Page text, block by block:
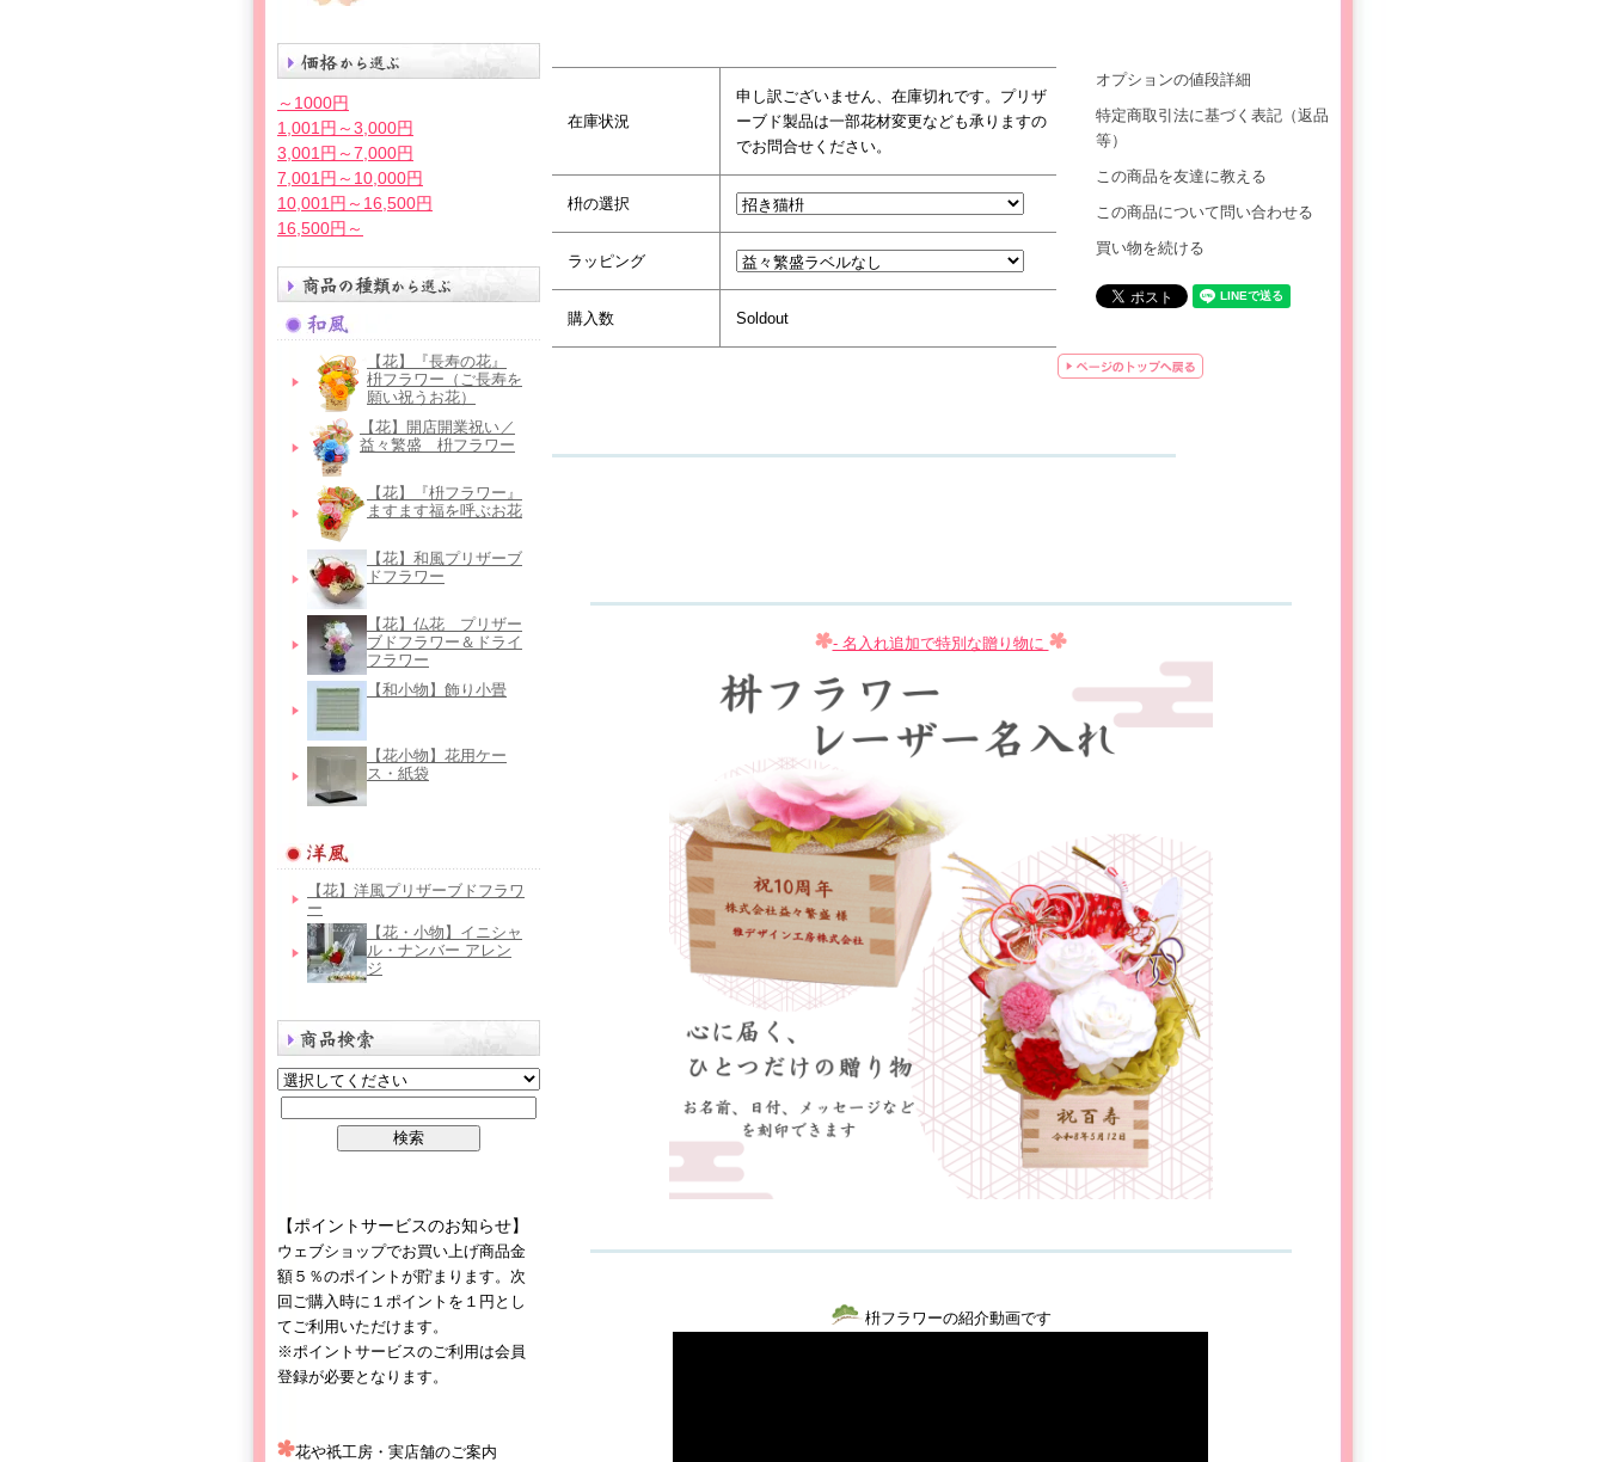
～1000円
1,001円～3,000円
3,001円～7,000円
7,001円～10,000円
10,001円～16,500円
16,500円～
【花】『長寿の花』
枡フラワー（ご長寿を
願い祝うお花）
【花】開店開業祝い／
益々繁盛 枡フラワー
【花】『枡フラワー』
ますます福を呼ぶお花
【花】和風プリザーブ
ドフラワー
【花】仏花＿プリザー
ブドフラワー＆ドライ
フラワー
【和小物】飾り小畳
【花小物】花用ケー
ス・紙袋
【花】洋風プリザーブドフラワ
ー
【花・小物】イニシャ
ル・ナンバー アレン
ジ
【ポイントサービスのお知らせ】
ウェブショップでお買い上げ商品金
額５％のポイントが貯まります。次
回ご購入時に１ポイントを１円とし
てご利用いただけます。
※ポイントサービスのご利用は会員
登録が必要となります。
花や祇工房・実店舗のご案内
在庫状況
申し訳ございません、在庫切れです。プリザ
ーブド製品は一部花材変更なども承りますの
でお問合せください。
枡の選択
ラッピング
購入数 Soldout
オプションの値段詳細
特定商取引法に基づく表記（返品
等）
この商品を友達に教える
この商品について問い合わせる
買い物を続ける
- 名入れ追加で特別な贈り物に
枡フラワーの紹介動画です